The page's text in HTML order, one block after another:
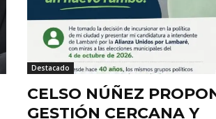
Destacado
CELSO NÚÑEZ
GESTIÓN CERCANA Y